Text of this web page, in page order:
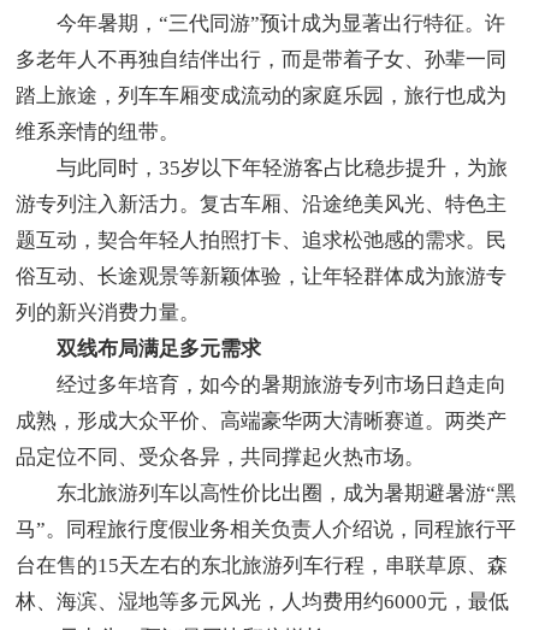
今年暑期，“三代同游”预计成为显著出行特征。许
多老年人不再独自结伴出行，而是带着子女、孙辈一同
踏上旅途，列车车厢变成流动的家庭乐园，旅行也成为
维系亲情的纽带。
与此同时，35岁以下年轻游客占比稳步提升，为旅
游专列注入新活力。复古车厢、沿途绝美风光、特色主
题互动，契合年轻人拍照打卡、追求松弛感的需求。民
俗互动、长途观景等新颖体验，让年轻群体成为旅游专
列的新兴消费力量。
双线布局满足多元需求
经过多年培育，如今的暑期旅游专列市场日趋走向
成熟，形成大众平价、高端豪华两大清晰赛道。两类产
品定位不同、受众各异，共同撑起火热市场。
东北旅游列车以高性价比出圈，成为暑期避暑游“黑
马”。同程旅行度假业务相关负责人介绍说，同程旅行平
台在售的15天左右的东北旅游列车行程，串联草原、森
林、海滨、湿地等多元风光，人均费用约6000元，最低